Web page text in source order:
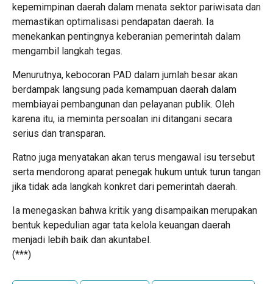
kepemimpinan daerah dalam menata sektor pariwisata dan
memastikan optimalisasi pendapatan daerah. Ia
menekankan pentingnya keberanian pemerintah dalam
mengambil langkah tegas.
Menurutnya, kebocoran PAD dalam jumlah besar akan
berdampak langsung pada kemampuan daerah dalam
membiayai pembangunan dan pelayanan publik. Oleh
karena itu, ia meminta persoalan ini ditangani secara
serius dan transparan.
Ratno juga menyatakan akan terus mengawal isu tersebut
serta mendorong aparat penegak hukum untuk turun tangan
jika tidak ada langkah konkret dari pemerintah daerah.
Ia menegaskan bahwa kritik yang disampaikan merupakan
bentuk kepedulian agar tata kelola keuangan daerah
menjadi lebih baik dan akuntabel.
(***)